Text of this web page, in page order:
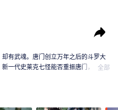
有武魂。唐门创立万年之后的斗罗大
一代史莱克七怪能否重振唐门，谱写
全部